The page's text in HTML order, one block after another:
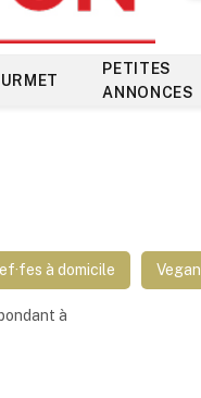
PETITES
ANNONCES
à domicile Vegan
à